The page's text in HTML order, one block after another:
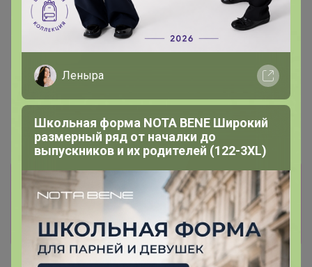
120р
Флакон "Драген" 50ml
28,4р
Колорит 10 мл Белый
Информация о заказах доступна
лишь членам клуба
Показать
Леныра
Школьная форма NOTA BENE Широкий
размерный ряд от началки до
выпускников и их родителей (122-3XL)